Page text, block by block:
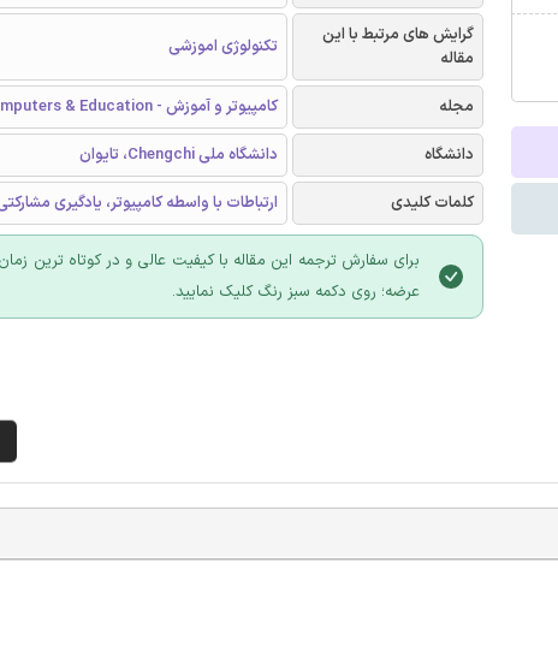
گرایش های مرتبط با این
مقاله
تکنولوژی اموزشی
مجله
کامپیوتر و آموزش - Computers & Education
دانشگاه
دانشگاه ملی Chengchi، تایوان
کلمات کلیدی
ارتباطات با واسطه کامپیوتر، یادگیری
برای سفارش ترجمه این مقاله با کیفیت عالی و در کوتاه ترین
عرضه؛ روی دکمه سبز رنگ کلیک نمایید.